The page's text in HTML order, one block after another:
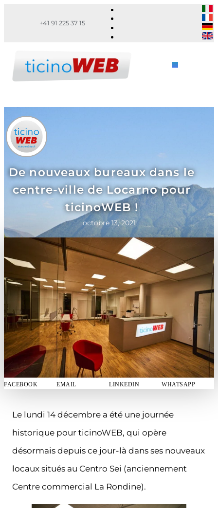
+41 91 225 37 15
De nouveaux bureaux dans le
centre-ville de Locarno pour
ticinoWEB !
octobre 13, 2021
FACEBOOK EMAIL LINKEDIN WHATSAPP
Le lundi 14 décembre a été une journée
historique pour ticinoWEB, qui opère
désormais depuis ce jour-là dans ses nouveaux
locaux situés au Centro Sei (anciennement
Centre commercial La Rondine).